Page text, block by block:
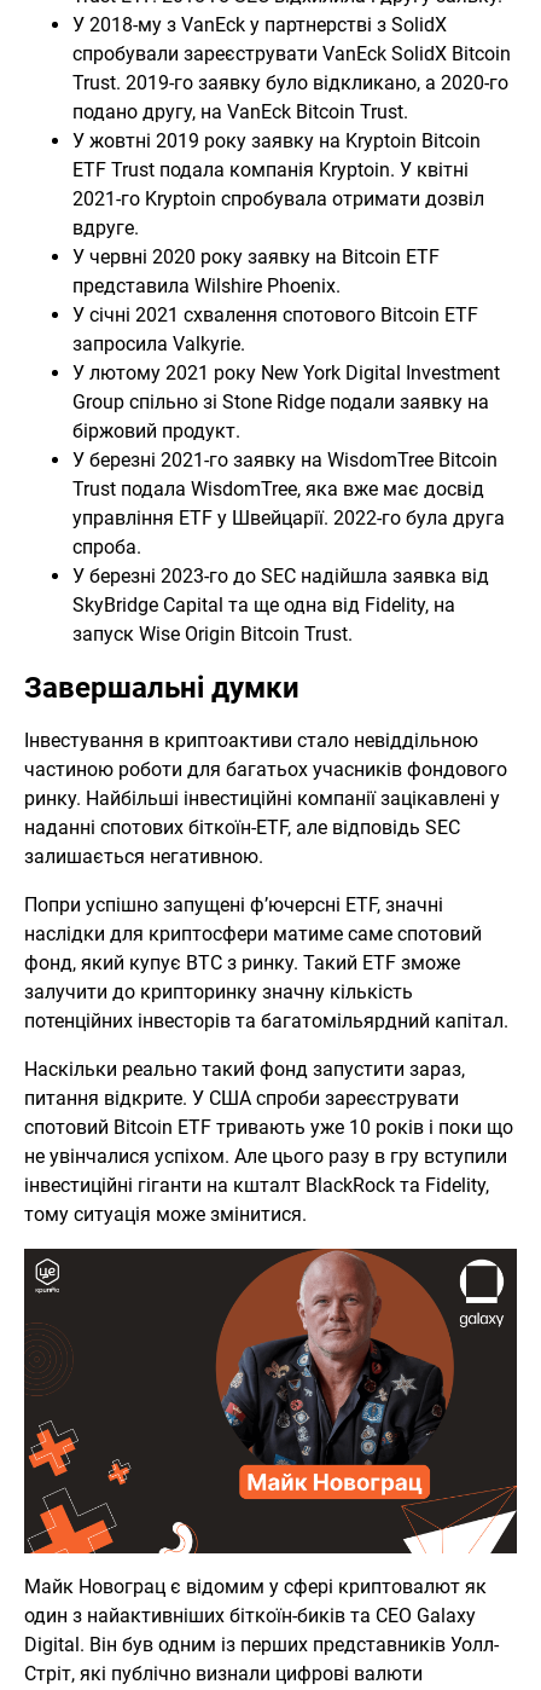
У 2018-му з VanEck у партнерстві з SolidX
спробували зареєструвати VanEck SolidX Bitcoin
Trust. 2019-го заявку було відкликано, а 2020-го
подано другу, на VanEck Bitcoin Trust.
У жовтні 2019 року заявку на Kryptoin Bitcoin
ETF Trust подала компанія Kryptoin. У квітні
2021-го Kryptoin спробувала отримати дозвіл
вдруге.
У червні 2020 року заявку на Bitcoin ETF
представила Wilshire Phoenix.
У січні 2021 схвалення спотового Bitcoin ETF
запросила Valkyrie.
У лютому 2021 року New York Digital Investment
Group спільно зі Stone Ridge подали заявку на
біржовий продукт.
У березні 2021-го заявку на WisdomTree Bitcoin
Trust подала WisdomTree, яка вже має досвід
управління ETF у Швейцарії. 2022-го була друга
спроба.
У березні 2023-го до SEC надійшла заявка від
SkyBridge Capital та ще одна від Fidelity, на
запуск Wise Origin Bitcoin Trust.
Завершальні думки
Інвестування в криптоактиви стало невіддільною
частиною роботи для багатьох учасників фондового
ринку. Найбільші інвестиційні компанії зацікавлені у
наданні спотових біткоїн-ETF, але відповідь SEC
залишається негативною.
Попри успішно запущені ф’ючерсні ETF, значні
наслідки для криптосфери матиме саме спотовий
фонд, який купує BTC з ринку. Такий ETF зможе
залучити до крипторинку значну кількість
потенційних інвесторів та багатомільярдний капітал.
Наскільки реально такий фонд запустити зараз,
питання відкрите. У США спроби зареєструвати
спотовий Bitcoin ETF тривають уже 10 років і поки що
не увінчалися успіхом. Але цього разу в гру вступили
інвестиційні гіганти на кшталт BlackRock та Fidelity,
тому ситуація може змінитися.
Майк Новограц є відомим у сфері криптовалют як
один з найактивніших біткоїн-биків та CEO Galaxy
Digital. Він був одним із перших представників Уолл-
Стріт, які публічно визнали цифрові валюти